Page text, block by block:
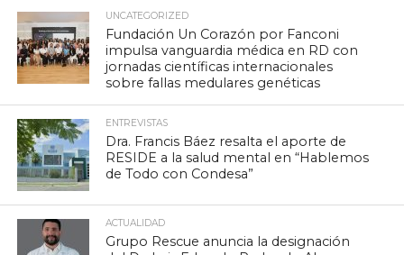
UNCATEGORIZED
Fundación Un Corazón por Fanconi
impulsa vanguardia médica en RD con
jornadas científicas internacionales
sobre fallas medulares genéticas
ENTREVISTAS
Dra. Francis Báez resalta el aporte de
RESIDE a la salud mental en “Hablemos
de Todo con Condesa”
ACTUALIDAD
Grupo Rescue anuncia la designación